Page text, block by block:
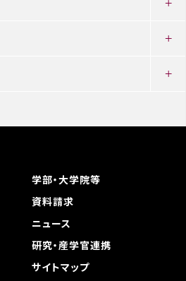
学部・大学院等
資料請求
ニュース
研究・産学官連携
サイトマップ